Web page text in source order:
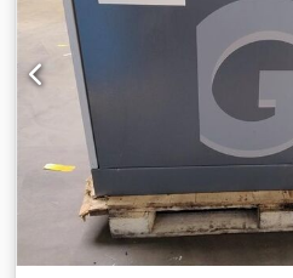
Gewicht 616 kg Motor mit
(IPM) Kompressionselement
Lüfter Abscheider/Ölfilter mit
Elektronisches
Steuerung Elektronikon
Herstellercode: 8153336470
sind, ob das Gerät das
richtigen Kompressor gefunden
beraten Sie gerne bei der
Wir laden Sie ein, sich mit
vertraut zu machen.